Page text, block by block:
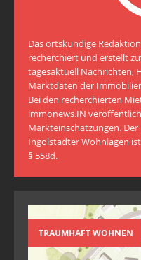
Das ortskundige
recherchiert und erstellt
tagesaktuell Nachrichten,
Marktdaten der
Bei den recherchierten
immonews.IN
Markteinschätzungen.
Ingolstädter Wohnlagen
§ 558d.
TRAUMHAFT WOHNEN